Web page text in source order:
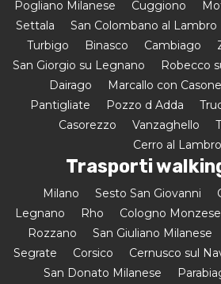
Pogliano Milanese
Cuggiono
Settala
San Colombano al Lambro
Turbigo
Binasco Cambiago
San Giorgio su Legnano
Robecco
Dairago
Marcallo con Casone
Pantigliate
Pozzo d Adda
Casorezzo
Vanzaghello
Cerro al Lambro
Trasporti
Milano Sesto San Giovanni
Legnano
Rho Cologno Monzese
Rozzano
San Giuliano Milanese
Segrate
Corsico Cernusco sul
San Donato Milanese